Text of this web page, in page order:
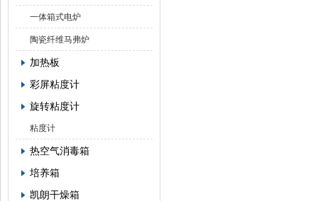
一体箱式电炉
陶瓷纤维马弗炉
加热板
彩屏粘度计
旋转粘度计
粘度计
热空气消毒箱
培养箱
凯朗干燥箱